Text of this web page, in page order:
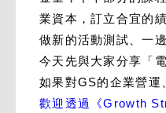
業資本，訂立合宜的
做新的活動測試、一
今天先與大家分享「
如果對GS的企業營運
歡迎透過《Growth